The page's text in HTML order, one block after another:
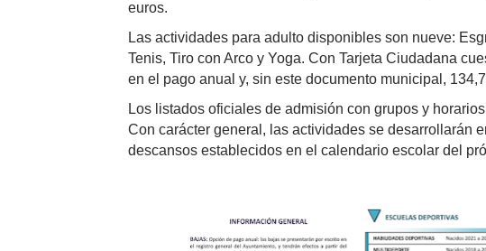
euros.
Las actividades para adulto disponibles son nueve:
Tenis, Tiro con Arco y Yoga. Con Tarjeta Ciudadana
en el pago anual y, sin este documento municipal,
Los listados oficiales de admisión con grupos y
Con carácter general, las actividades se desarrollarán
descansos establecidos en el calendario escolar del